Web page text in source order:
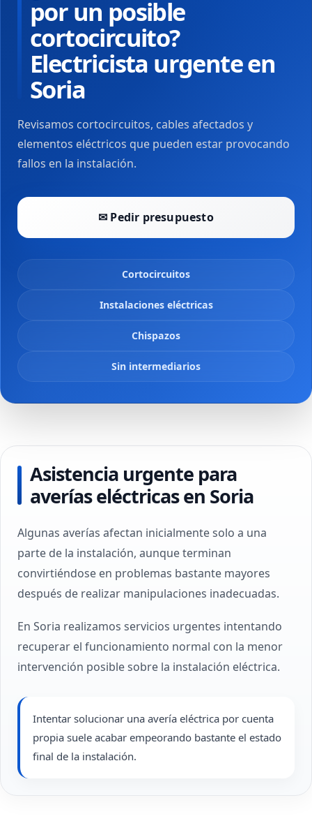
por un posible
cortocircuito?
Electricista urgente en
Soria
Revisamos cortocircuitos, cables afectados y
elementos eléctricos que pueden estar provocando
fallos en la instalación.
✉ Pedir presupuesto
Cortocircuitos
Instalaciones eléctricas
Chispazos
Sin intermediarios
Asistencia urgente para
averías eléctricas en Soria
Algunas averías afectan inicialmente solo a una
parte de la instalación, aunque terminan
convirtiéndose en problemas bastante mayores
después de realizar manipulaciones inadecuadas.
En Soria realizamos servicios urgentes intentando
recuperar el funcionamiento normal con la menor
intervención posible sobre la instalación eléctrica.
Intentar solucionar una avería eléctrica por cuenta
propia suele acabar empeorando bastante el estado
final de la instalación.